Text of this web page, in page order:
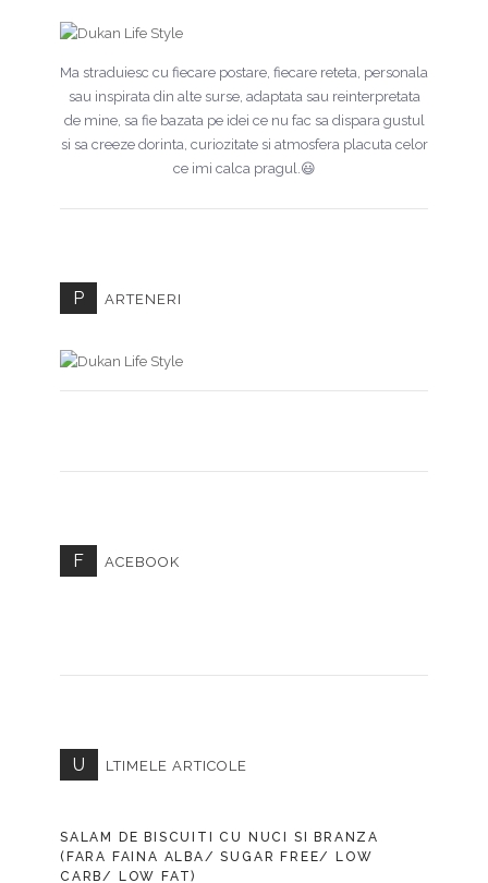
Ma straduiesc cu fiecare postare, fiecare reteta, personala
sau inspirata din alte surse, adaptata sau reinterpretata
de mine, sa fie bazata pe idei ce nu fac sa dispara gustul
si sa creeze dorinta, curiozitate si atmosfera placuta celor
ce imi calca pragul.😃
P ARTENERI
F ACEBOOK
U LTIMELE ARTICOLE
SALAM DE BISCUITI CU NUCI SI BRANZA
(FARA FAINA ALBA/ SUGAR FREE/ LOW
CARB/ LOW FAT)